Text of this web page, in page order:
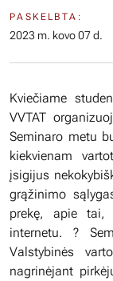
PASKELBTA:
2023 m. kovo 07 d.
Kviečiame
VVTAT
Seminaro metu
kiekvienam
įsigijus
grąžinimo
prekę, apie tai,
internetu. ?
Valstybinės
nagrinėjant